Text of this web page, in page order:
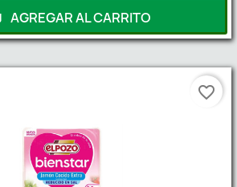
AGREGAR AL CARRITO
favorite_border